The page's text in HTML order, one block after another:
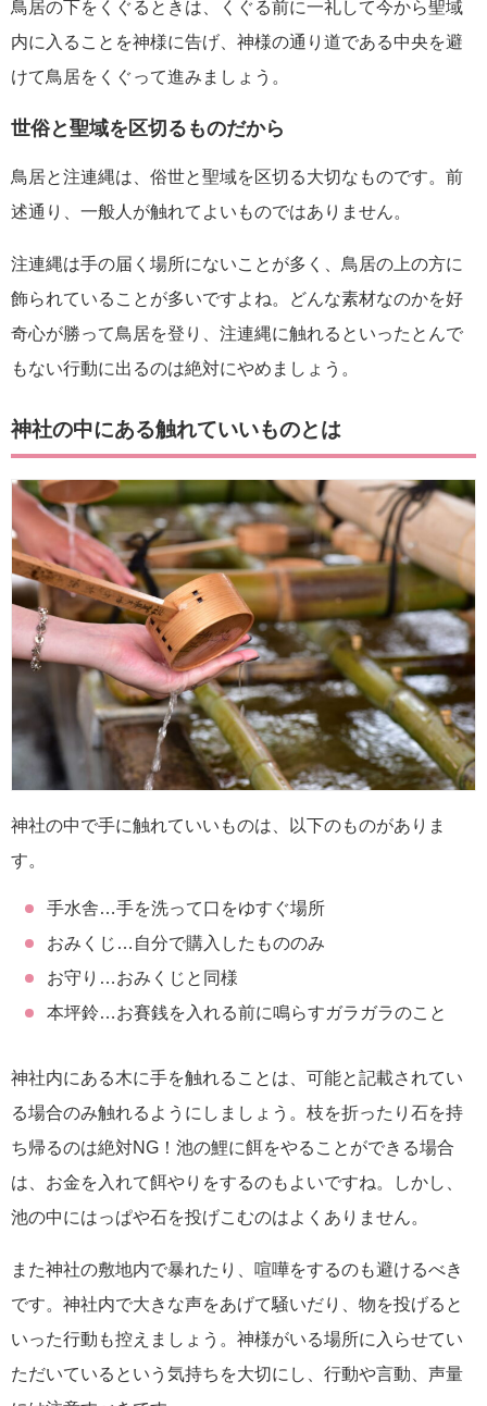
鳥居の下をくぐるときは、くぐる前に一礼して今から聖域
内に入ることを神様に告げ、神様の通り道である中央を避
けて鳥居をくぐって進みましょう。
世俗と聖域を区切るものだから
鳥居と注連縄は、俗世と聖域を区切る大切なものです。前
述通り、一般人が触れてよいものではありません。
注連縄は手の届く場所にないことが多く、鳥居の上の方に
飾られていることが多いですよね。どんな素材なのかを好
奇心が勝って鳥居を登り、注連縄に触れるといったとんで
もない行動に出るのは絶対にやめましょう。
神社の中にある触れていいものとは
神社の中で手に触れていいものは、以下のものがありま
す。
手水舎…手を洗って口をゆすぐ場所
おみくじ…自分で購入したもののみ
お守り…おみくじと同様
本坪鈴…お賽銭を入れる前に鳴らすガラガラのこと
神社内にある木に手を触れることは、可能と記載されてい
る場合のみ触れるようにしましょう。枝を折ったり石を持
ち帰るのは絶対NG！池の鯉に餌をやることができる場合
は、お金を入れて餌やりをするのもよいですね。しかし、
池の中にはっぱや石を投げこむのはよくありません。
また神社の敷地内で暴れたり、喧嘩をするのも避けるべき
です。神社内で大きな声をあげて騒いだり、物を投げると
いった行動も控えましょう。神様がいる場所に入らせてい
ただいているという気持ちを大切にし、行動や言動、声量